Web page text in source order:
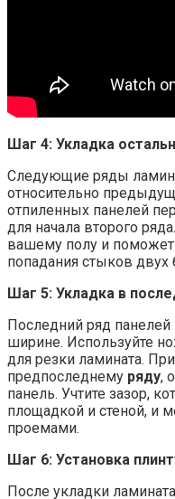
Шаг 4: Укладка
Следующие ряды
относительно
отпиленных панелей
для начала второго
вашему полу и
попадания стыков двух
Шаг 5: Укладка в
Последний ряд
ширине. Используйте
для резки ламината.
предпоследнему ряду,
панель. Учтите зазор,
площадкой и стеной, и
проемами.
Шаг 6: Установка
После укладки